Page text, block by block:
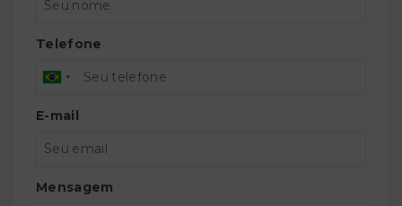
Telefone
E-mail
Mensagem